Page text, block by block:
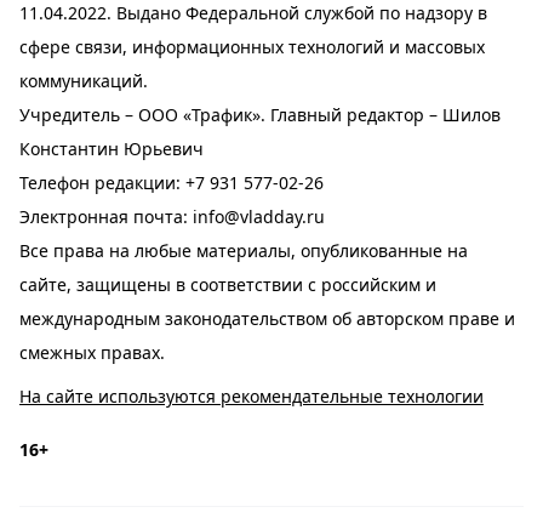
11.04.2022. Выдано Федеральной службой по надзору в
сфере связи, информационных технологий и массовых
коммуникаций.
Учредитель – ООО «Трафик». Главный редактор – Шилов
Константин Юрьевич
Телефон редакции: +7 931 577-02-26
Электронная почта: info@vladday.ru
Все права на любые материалы, опубликованные на
сайте, защищены в соответствии с российским и
международным законодательством об авторском праве и
смежных правах.
На сайте используются рекомендательные технологии
16+